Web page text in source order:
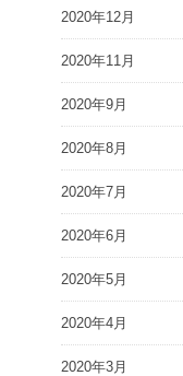
2020年12月
2020年11月
2020年9月
2020年8月
2020年7月
2020年6月
2020年5月
2020年4月
2020年3月